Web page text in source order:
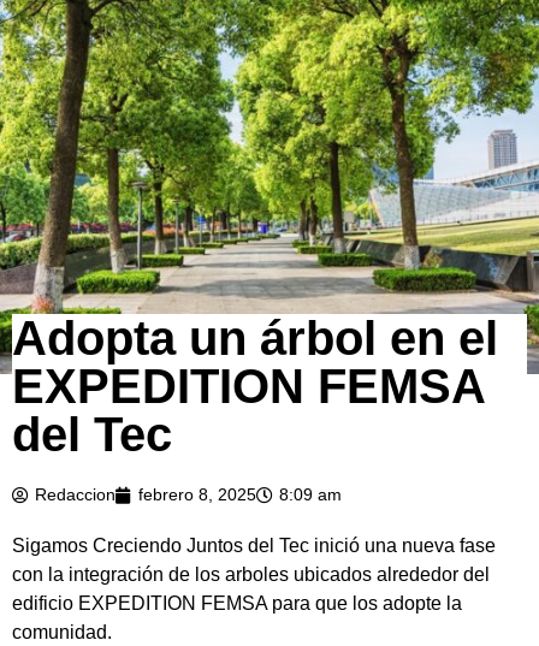
Adopta un árbol en el
EXPEDITION FEMSA
del Tec
Redaccion febrero 8, 2025 8:09 am
Sigamos Creciendo Juntos del Tec inició una nueva fase
con la integración de los arboles ubicados alrededor del
edificio EXPEDITION FEMSA para que los adopte la
comunidad.